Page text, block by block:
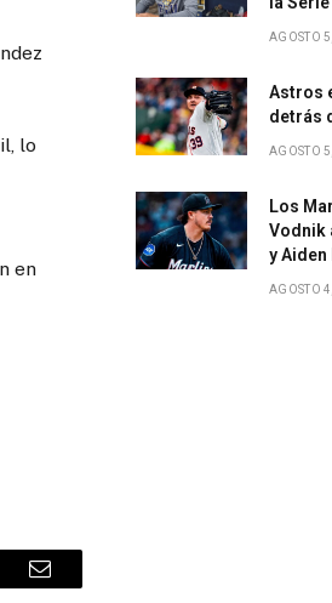
lo
en
Email
AGOSTO
Astros
detrás
AGOSTO
Los
Vodnik
y Aiden
AGOSTO